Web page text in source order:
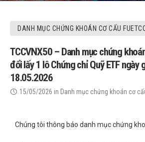
DANH MỤC CHỨNG KHOÁN CƠ CẤU
TCCVNX50 – Danh mục chứng
đổi lấy 1 lô Chứng chỉ Quỹ ETF ngày
18.05.2026
15/05/2026 in Danh mục chứng khoán cơ
Chúng tôi thông báo danh mục chứng